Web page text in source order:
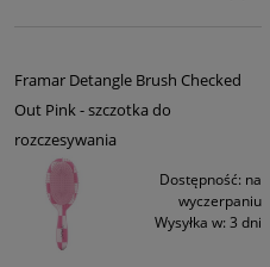
Framar Detangle Brush Checked
Out Pink - szczotka do
rozczesywania
Dostępność: na
wyczerpaniu
Wysyłka w: 3 dni